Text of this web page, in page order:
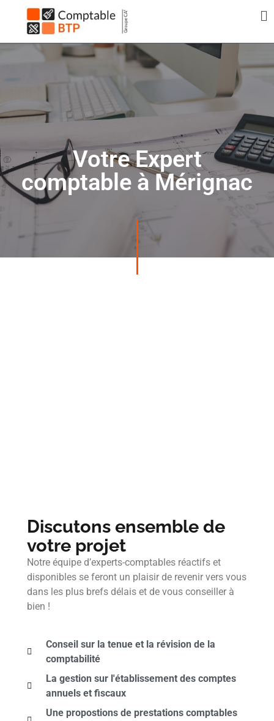
Panneau de gestion des cookies
Votre Expert
comptable à Mérignac
Discutons ensemble de
votre projet
Notre équipe d’experts-comptables réactifs et
disponibles se feront un plaisir de revenir vers vous
dans les plus brefs délais et de vous conseiller à
bien !
Conseil sur la tenue et la révision de la
comptabilité
La gestion sur l'établissement des comptes
annuels et fiscaux
Une propostions de prestations comptables